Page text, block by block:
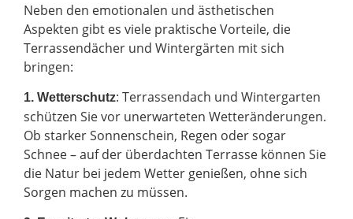
Neben den emotionalen und ästhetischen
Aspekten gibt es viele praktische Vorteile, die
Terrassendächer und Wintergärten mit sich
bringen:
1. Wetterschutz: Terrassendach und Wintergarten
schützen Sie vor unerwarteten Wetteränderungen.
Ob starker Sonnenschein, Regen oder sogar
Schnee – auf der überdachten Terrasse können Sie
die Natur bei jedem Wetter genießen, ohne sich
Sorgen machen zu müssen.